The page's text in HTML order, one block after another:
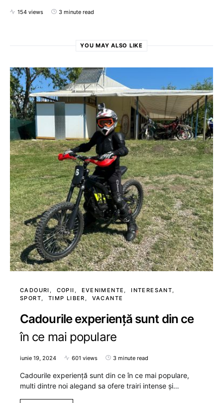
154 views 3 minute read
YOU MAY ALSO LIKE
CADOURI COPII EVENIMENTE
INTERESANT
SPORT
TIMP LIBER VACANTE
Cadourile experiență sunt din ce
în ce mai populare
iunie 19, 2024 601 views 3 minute read
Cadourile experiență sunt din ce în ce mai populare,
multi dintre noi alegand sa ofere trairi intense și…